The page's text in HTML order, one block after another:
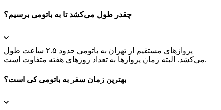
چقدر طول می‌کشد تا به باتومی برسیم؟
پروازهای مستقیم از تهران به باتومی حدود ۲.۵ ساعت طول
می‌کشد. البته زمان پروازها به تعداد روزهای هفته متفاوت است.
بهترین زمان سفر به باتومی کی است؟